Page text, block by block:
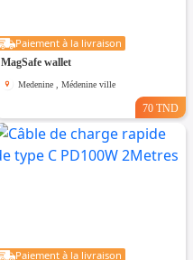
Paiement à la livraison
MagSafe wallet
Medenine , Médenine ville
70 TND
Paiement à la livraison